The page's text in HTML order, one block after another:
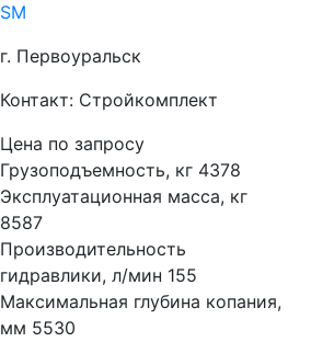
SM
г. Первоуральск
Контакт: Стройкомплект
Цена по запросу
Грузоподъемность, кг 4378
Эксплуатационная масса, кг
8587
Производительность
гидравлики, л/мин 155
Максимальная глубина копания,
мм 5530